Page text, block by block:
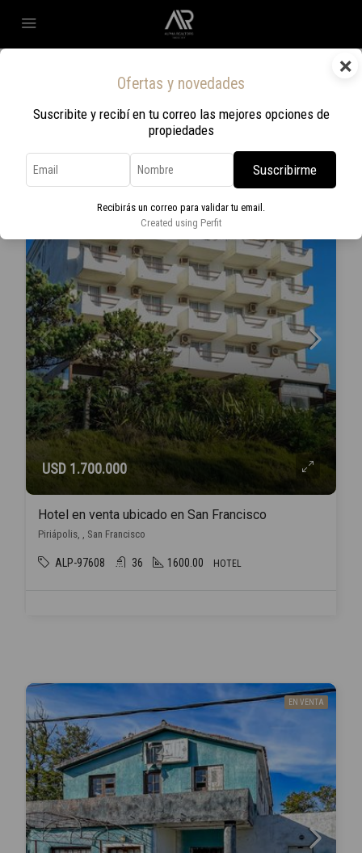
×
Ofertas y novedades
Suscribite y recibí en tu correo las mejores opciones de
propiedades
Suscribirme
Recibirás un correo para validar tu email.
Created using Perfit
4 Propiedades
Orden por defecto
USD 1.700.000
Hotel en venta ubicado en San Francisco
Piriápolis, , San Francisco
ALP-97608 36 1600.00 HOTEL
EN VENTA